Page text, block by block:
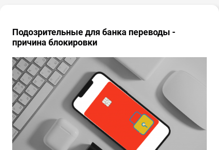
Подозрительные для банка переводы -
причина блокировки